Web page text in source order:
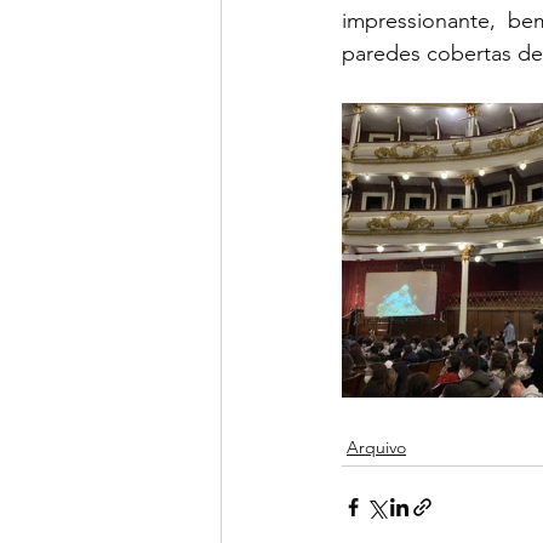
impressionante,
paredes cobertas
Arquivo